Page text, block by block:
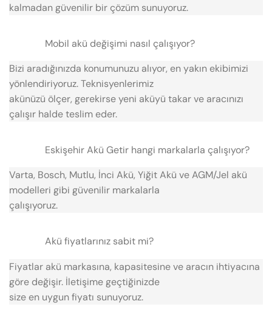
kalmadan güvenilir bir çözüm sunuyoruz.
Mobil akü değişimi nasıl çalışıyor?
Bizi aradığınızda konumunuzu alıyor, en yakın ekibimizi
yönlendiriyoruz. Teknisyenlerimiz
akünüzü ölçer, gerekirse yeni aküyü takar ve aracınızı
çalışır halde teslim eder.
Eskişehir Akü Getir hangi markalarla çalışıyor?
Varta, Bosch, Mutlu, İnci Akü, Yiğit Akü ve AGM/Jel akü
modelleri gibi güvenilir markalarla
çalışıyoruz.
Akü fiyatlarınız sabit mi?
Fiyatlar akü markasına, kapasitesine ve aracın ihtiyacına
göre değişir. İletişime geçtiğinizde
size en uygun fiyatı sunuyoruz.